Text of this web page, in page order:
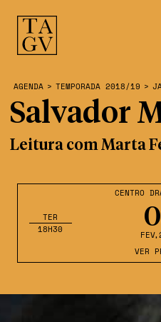
CENTRO
FEV
TER
18H30
VER
AGENDA > TEMPORADA 2018/19 >
Salvador
Leitura com Marta